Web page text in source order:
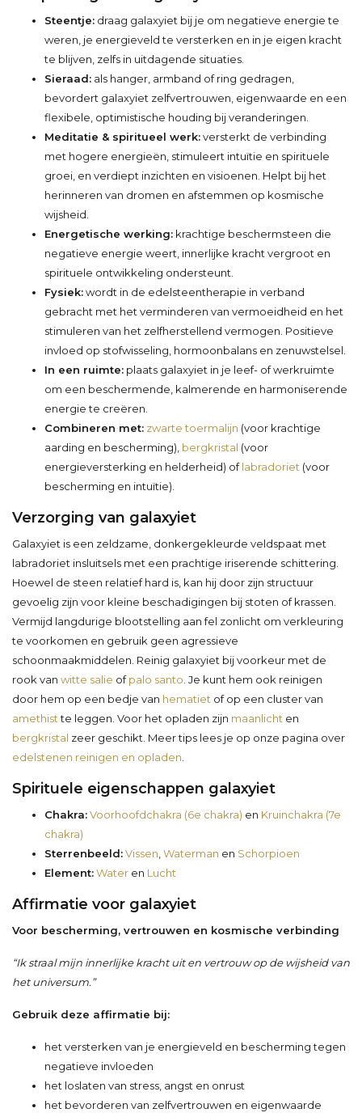
Steentje: draag galaxyiet bij je om negatieve energie te
weren, je energieveld te versterken en in je eigen kracht
te blijven, zelfs in uitdagende situaties.
Sieraad: als hanger, armband of ring gedragen,
bevordert galaxyiet zelfvertrouwen, eigenwaarde en een
flexibele, optimistische houding bij veranderingen.
Meditatie & spiritueel werk:versterkt de verbinding
met hogere energieën, stimuleert intuïtie en spirituele
groei, en verdiept inzichten en visioenen. Helpt bij het
herinneren van dromen en afstemmen op kosmische
wijsheid.
Energetische werking: krachtige beschermsteen die
negatieve energie weert, innerlijke kracht vergroot en
spirituele ontwikkeling ondersteunt.
Fysiek:wordt in de edelsteentherapie in verband
gebracht met het verminderen van vermoeidheid en het
stimuleren van het zelfherstellend vermogen. Positieve
invloed op stofwisseling, hormoonbalans en zenuwstelsel.
In een ruimte: plaats galaxyiet in je leef- of werkruimte
om een beschermende, kalmerende en harmoniserende
energie te creëren.
Combineren met: zwarte toermalijn (voor krachtige
aarding en bescherming), bergkristal (voor
energieversterking en helderheid) oflabradoriet (voor
bescherming en intuïtie).
Verzorging van galaxyiet
Galaxyiet is een zeldzame, donkergekleurde veldspaat met
labradoriet insluitsels met een prachtige iriserende schittering.
Hoewel de steen relatief hard is, kan hij door zijn structuur
gevoelig zijn voor kleine beschadigingen bij stoten of krassen.
Vermijd langdurige blootstelling aan fel zonlicht om verkleuring
te voorkomen en gebruik geen agressieve
schoonmaakmiddelen. Reinig galaxyiet bij voorkeur met de
rook van witte salie ofpalo santo . Je kunt hem ook reinigen
door hem op een bedje van hematiet of op een cluster van
amethistte leggen. Voor het opladen zijn maanlicht en
bergkristal zeer geschikt. Meer tips lees je op onze pagina over
edelstenen reinigen en opladen
Spirituele eigenschappen galaxyiet
Chakra:Voorhoofdchakra (6e chakra) en Kruinchakra (7e
chakra)
Sterrenbeeld:Vissen Waterman en Schorpioen
Element:Water en Lucht
Affirmatie voor galaxyiet
Voor bescherming, vertrouwen en kosmische verbinding
“Ik straal mijn innerlijke kracht uit en vertrouw op de wijsheid van
het universum.”
Gebruik deze affirmatie bij:
het versterken van je energieveld en bescherming tegen
negatieve invloeden
het loslaten van stress, angst en onrust
het bevorderen van zelfvertrouwen en eigenwaarde